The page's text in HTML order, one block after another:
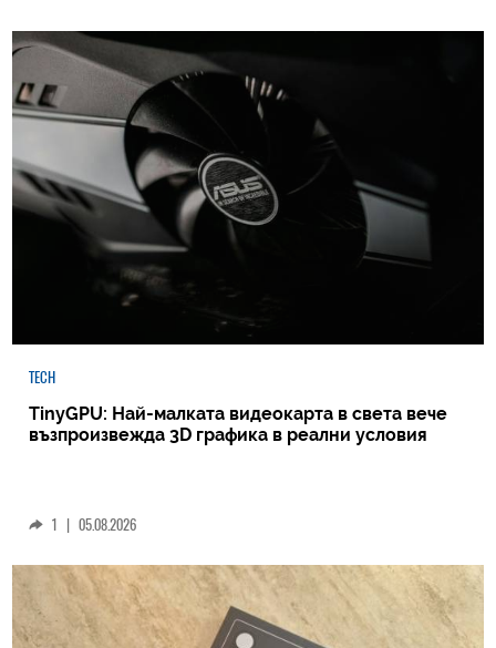
TECH
TinyGPU: Най-малката видеокарта в света вече
възпроизвежда 3D графика в реални условия
1 | 05.08.2026